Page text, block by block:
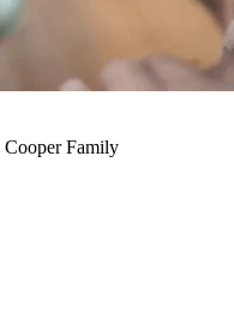
Cooper Family